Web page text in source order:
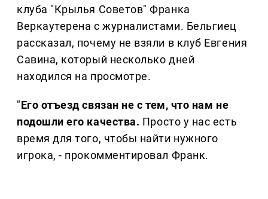
клуба "Крылья Советов" Франка
Веркаутерена с журналистами. Бельгиец
рассказал, почему не взяли в клуб Евгения
Савина, который несколько дней
находился на просмотре.
"Его отъезд связан не с тем, что нам не
подошли его качества. Просто у нас есть
время для того, чтобы найти нужного
игрока, - прокомментировал Франк.